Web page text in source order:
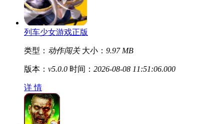
列车少女游戏正版
类型： 动作闯关 大小： 9.97 MB
版本： v5.0.0 时间： 2026-08-08 11:51:06.000
详 情